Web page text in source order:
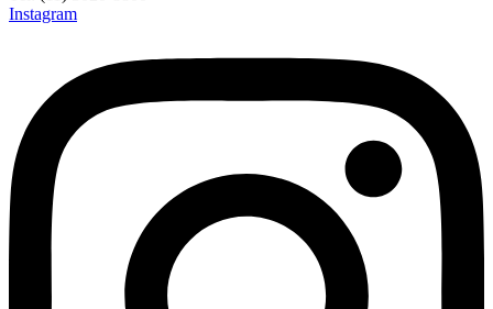
Instagram